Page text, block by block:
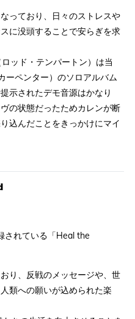
っており、日々のストレスや
に没頭することで安らぎを求
ッド・テンパートン）は当
ーペンター）のソロアルバム
示されたデモ音源はかなり
の状態だったためカレンが断
込んだことをきっかけにマイ
されている「Heal the
り、反戦のメッセージや、世
類への願いが込められた楽